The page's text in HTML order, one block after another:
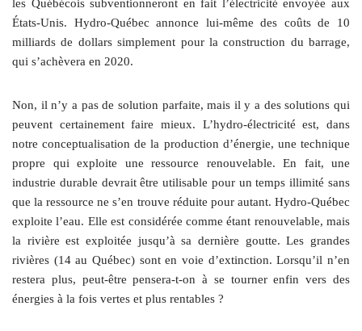
les Québécois subventionneront en fait l’électricité envoyée aux
États-Unis. Hydro-Québec annonce lui-même des coûts de 10
milliards de dollars simplement pour la construction du barrage,
qui s’achèvera en 2020.
Non, il n’y a pas de solution parfaite, mais il y a des solutions qui
peuvent certainement faire mieux. L’hydro-électricité est, dans
notre conceptualisation de la production d’énergie, une technique
propre qui exploite une ressource renouvelable. En fait, une
industrie durable devrait être utilisable pour un temps illimité sans
que la ressource ne s’en trouve réduite pour autant. Hydro-Québec
exploite l’eau. Elle est considérée comme étant renouvelable, mais
la rivière est exploitée jusqu’à sa dernière goutte. Les grandes
rivières (14 au Québec) sont en voie d’extinction. Lorsqu’il n’en
restera plus, peut-être pensera-t-on à se tourner enfin vers des
énergies à la fois vertes et plus rentables ?